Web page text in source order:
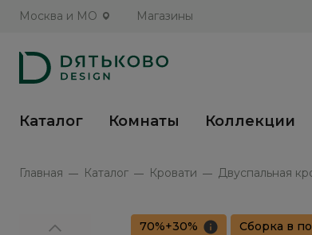
Москва и МО Магазины
Каталог Комнаты Коллекции
Главная Каталог Кровати Двуспальная
70%+30% Сборка в